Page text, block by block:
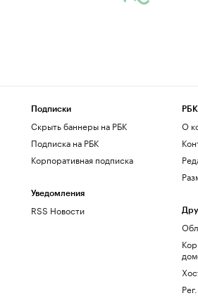
Подписки
Скрыть баннеры на РБК
Подписка на РБК
Корпоративная подписка
Уведомления
RSS Новости
РБК
О